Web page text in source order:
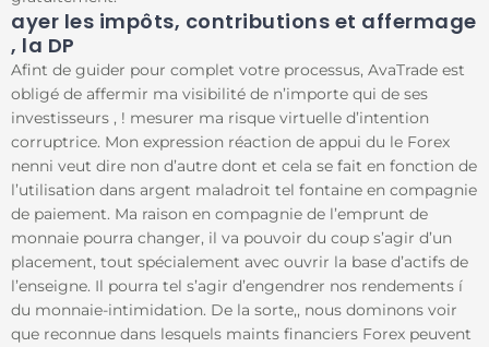
ayer les impôts, contributions et affermage
, la DP
Afint de guider pour complet votre processus, AvaTrade est
obligé de affermir ma visibilité de n’importe qui de ses
investisseurs , ! mesurer ma risque virtuelle d’intention
corruptrice. Mon expression réaction de appui du le Forex
nenni veut dire non d’autre dont et cela se fait en fonction de
l’utilisation dans argent maladroit tel fontaine en compagnie
de paiement. Ma raison en compagnie de l’emprunt de
monnaie pourra changer, il va pouvoir du coup s’agir d’un
placement, tout spécialement avec ouvrir la base d’actifs de
l’enseigne. Il pourra tel s’agir d’engendrer nos rendements í
du monnaie-intimidation. De la sorte,, nous dominons voir
que reconnue dans lesquels maints financiers Forex peuvent